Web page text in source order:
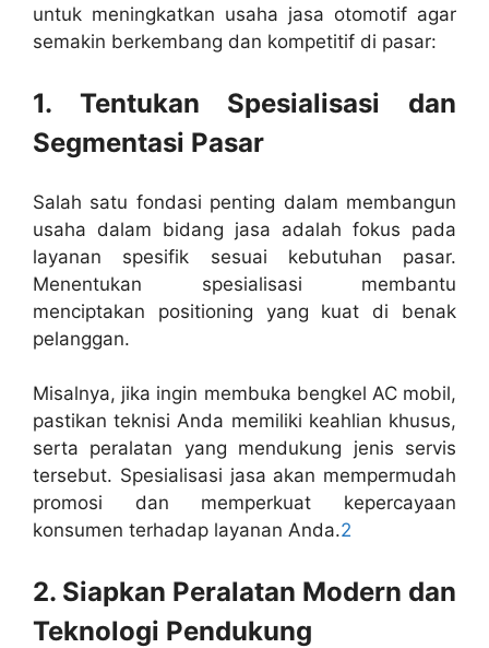
untuk meningkatkan usaha jasa otomotif agar
semakin berkembang dan kompetitif di pasar:
1. Tentukan Spesialisasi dan
Segmentasi Pasar
Salah satu fondasi penting dalam membangun
usaha dalam bidang jasa adalah fokus pada
layanan spesifik sesuai kebutuhan pasar.
Menentukan spesialisasi membantu
menciptakan positioning yang kuat di benak
pelanggan.
Misalnya, jika ingin membuka bengkel AC mobil,
pastikan teknisi Anda memiliki keahlian khusus,
serta peralatan yang mendukung jenis servis
tersebut. Spesialisasi jasa akan mempermudah
promosi dan memperkuat kepercayaan
konsumen terhadap layanan Anda.2
2. Siapkan Peralatan Modern dan
Teknologi Pendukung